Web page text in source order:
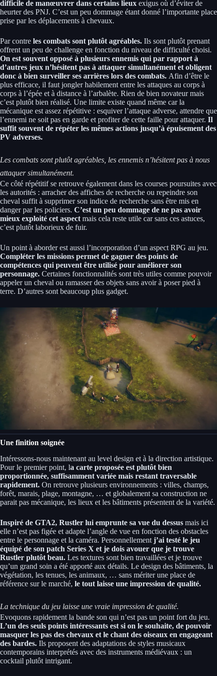
difficile de manœuvrer dans certains lieux exigus où d’éviter de
heurter des PNJ. C’est un peu dommage étant donné l’importante place
prise par les déplacements à chevaux.
Par contre les combats sont plutôt agréables. Ils sont plutôt prenant
offrent un peu de challenge en fonction du niveau de difficulté choisi.
On est souvent opposé à plusieurs ennemis qui par rapport à
d’autres jeux n’hésitent pas à attaquer simultanément et obligent
donc à bien surveiller ses arrières lors des combats. Afin d’être le
plus efficace, il faut jongler habilement entre les attaques au corps à
corps à l’épée et à distance à l’arbalète. Rien de bien novateur mais
c’est plutôt bien réalisé. Une limite existe quand même car la
mécanique est assez répétitive : esquiver l’attaque adverse, attendre que
l’ennemi ne soit pas en garde et profiter de cette faille pour attaquer. Il
suffit souvent de répéter les mêmes actions jusqu’à épuisement des
PV adverses.
Les combats sont plutôt agréables, les ennemis n’hésitent pas à nous
attaquer simultanément.
Ce côté répétitif se retrouve également dans les courses poursuites avec
les autorités : arracher des affiches de recherche ou repeindre son
cheval suffit à supprimer son indice de recherche sans être mis en
danger par les policiers. C’est un peu dommage de ne pas avoir
mieux exploité cet aspect mais cela reste utile car sans ces astuces,
c’est plutôt laborieux de fuir.
Un point à aborder est aussi l’incorporation d’un aspect RPG au jeu.
Compléter les missions permet de gagner des points de
compétences qui peuvent être utilisé pour améliorer son
personnage. Certaines fonctionnalités sont très utiles comme pouvoir
appeler un cheval ou ramasser des objets sans avoir à poser pied à
terre. D’autres sont beaucoup plus gadget.
Une finition soignée
Intéressons-nous maintenant au level design et à la direction artistique.
Pour le premier point, la carte proposée est plutôt bien
proportionnée, suffisamment variée mais restant traversable
rapidement. On retrouve plusieurs environnements : villes, champs,
forêt, marais, plage, montagne, … et globalement sa construction ne
parait pas mécanique, les lieux et les bâtiments présentent de la variété.
Inspiré de GTA2, Rustler lui emprunte sa vue du dessus mais ici
elle n’est pas figée et adapte l’angle de vue en fonction des obstacles
entre le personnage et la caméra. Personnellement j’ai testé le jeu
équipé de son patch Series X et je dois avouer que je trouve
Rustler plutôt beau. Les textures sont bien travaillées et je trouve
qu’un grand soin a été apporté aux détails. Le design des bâtiments, la
végétation, les tenues, les animaux, … sans mériter une place de
référence sur le marché, le tout laisse une impression de qualité.
La technique du jeu laisse une vraie impression de qualité.
Evoquons rapidement la bande son qui n’est pas un point fort du jeu.
L’un des seuls points intéressants est si on le souhaite, de pouvoir
masquer les pas des chevaux et le chant des oiseaux en engageant
des bardes. Ils proposent des adaptations de styles musicaux
contemporains interprétés avec des instruments médiévaux : un
cocktail plutôt intrigant.